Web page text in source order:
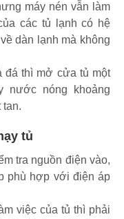
máy nén vẫn làm
các tủ lạnh có hệ
dàn lạnh mà không
đá thì mở cửa tủ một
nước nóng khoảng
tan.
tủ
tra nguồn điện vào,
phù hợp với điện áp
việc của tủ thì phải